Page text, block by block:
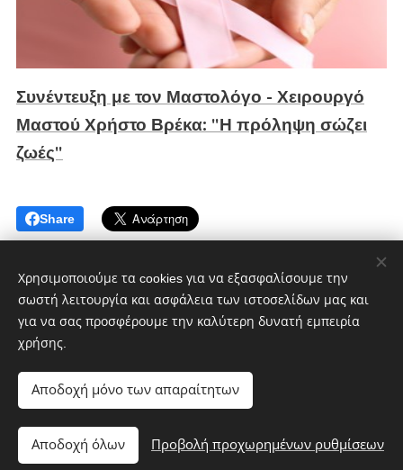
Συνέντευξη με τον Μαστολόγο - Χειρουργό
Μαστού Χρήστο Βρέκα: "Η πρόληψη σώζει
ζωές"
Share
Powered byWebnode
Ελληνικά
English
Χρησιμοποιούμε τα cookies για να εξασφαλίσουμε την
σωστή λειτουργία και ασφάλεια των ιστοσελίδων μας και
για να σας προσφέρουμε την καλύτερη δυνατή εμπειρία
χρήσης.
Αποδοχή μόνο των απαραίτητων
Αποδοχή όλων Προβολή προχωρημένων ρυθμίσεων